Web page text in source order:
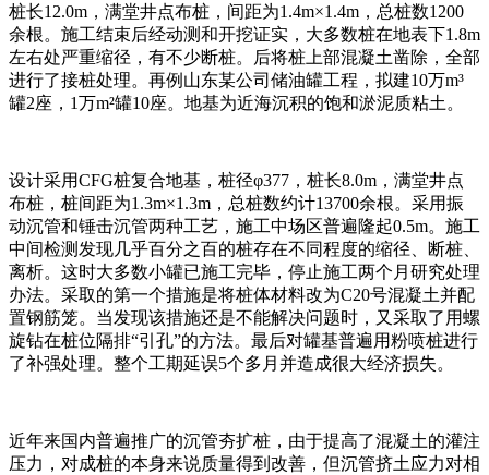
桩长12.0m，满堂井点布桩，间距为1.4m×1.4m，总桩数1200
余根。施工结束后经动测和开挖证实，大多数桩在地表下1.8m
左右处严重缩径，有不少断桩。后将桩上部混凝土凿除，全部
进行了接桩处理。再例山东某公司储油罐工程，拟建10万m³
罐2座，1万m²罐10座。地基为近海沉积的饱和淤泥质粘土。
设计采用CFG桩复合地基，桩径φ377，桩长8.0m，满堂井点
布桩，桩间距为1.3m×1.3m，总桩数约计13700余根。采用振
动沉管和锤击沉管两种工艺，施工中场区普遍隆起0.5m。施工
中间检测发现几乎百分之百的桩存在不同程度的缩径、断桩、
离析。这时大多数小罐已施工完毕，停止施工两个月研究处理
办法。采取的第一个措施是将桩体材料改为C20号混凝土并配
置钢筋笼。当发现该措施还是不能解决问题时，又采取了用螺
旋钻在桩位隔排“引孔”的方法。最后对罐基普遍用粉喷桩进行
了补强处理。整个工期延误5个多月并造成很大经济损失。
近年来国内普遍推广的沉管夯扩桩，由于提高了混凝土的灌注
压力，对成桩的本身来说质量得到改善，但沉管挤土应力对相